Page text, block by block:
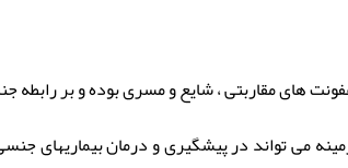
های مقاربتی ، شایع و مسری بوده و بر رابطه
می تواند در پیشگیری و درمان بیماریهای